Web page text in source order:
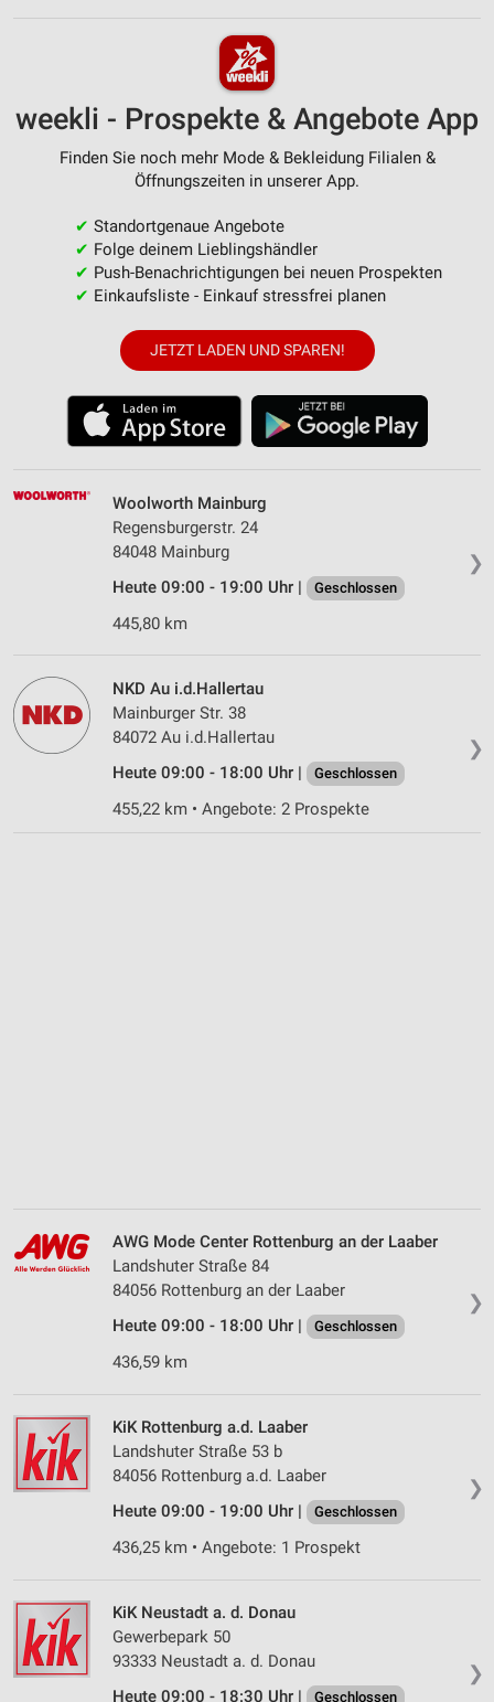
weekli - Prospekte & Angebote App
Finden Sie noch mehr Mode & Bekleidung Filialen &
Öffnungszeiten in unserer App.
✔ Standortgenaue Angebote
✔ Folge deinem Lieblingshändler
✔ Push-Benachrichtigungen bei neuen Prospekten
✔ Einkaufsliste - Einkauf stressfrei planen
JETZT LADEN UND SPAREN!
❯
Woolworth Mainburg
Regensburgerstr. 24
84048 Mainburg
Heute 09:00 - 19:00 Uhr |
Geschlossen
445,80 km
❯
NKD Au i.d.Hallertau
Mainburger Str. 38
84072 Au i.d.Hallertau
Heute 09:00 - 18:00 Uhr |
Geschlossen
455,22 km • Angebote: 2 Prospekte
❯
AWG Mode Center Rottenburg an der Laaber
Landshuter Straße 84
84056 Rottenburg an der Laaber
Heute 09:00 - 18:00 Uhr |
Geschlossen
436,59 km
❯
KiK Rottenburg a.d. Laaber
Landshuter Straße 53 b
84056 Rottenburg a.d. Laaber
Heute 09:00 - 19:00 Uhr |
Geschlossen
436,25 km • Angebote: 1 Prospekt
❯
KiK Neustadt a. d. Donau
Gewerbepark 50
93333 Neustadt a. d. Donau
Heute 09:00 - 18:30 Uhr |
Geschlossen